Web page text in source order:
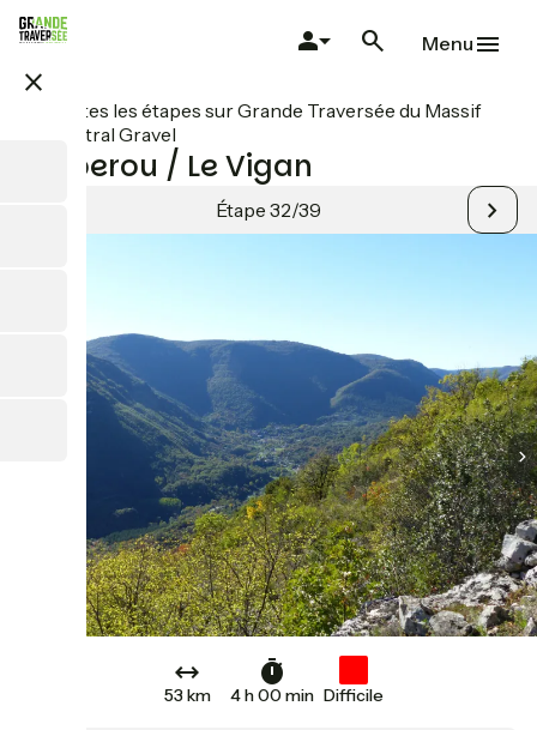
Aller
au
principal
close
Menu
Toutes les étapes sur Grande Traversée du Massif
Central Gravel
L'Esperou / Le Vigan
Étape 32/39
53 km 4 h 00 min Difficile